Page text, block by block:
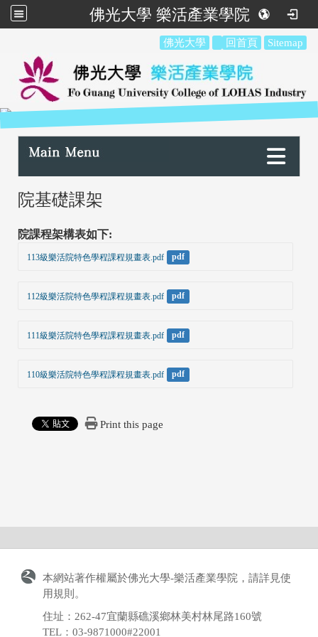
佛光大學 樂活產業學院
:::佛光大學 回首頁 Sitemap
院基礎課架
院課程架構表如下:
113級樂活院特色學程課程規畫表.pdf pdf
112級樂活院特色學程課程規畫表.pdf pdf
111級樂活院特色學程課程規畫表.pdf pdf
110級樂活院特色學程課程規畫表.pdf pdf
Print this page
本網站著作權屬於佛光大學-樂活產業學院，請詳見使
用規則 。
住址：262-47宜蘭縣礁溪鄉林美村林尾路160號
TEL：03-9871000#22001